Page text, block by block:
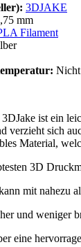
3DJAKE
mm
Filament
ist ein
verzieht sich
Material,
3D
mit nahezu
und weniger
eine